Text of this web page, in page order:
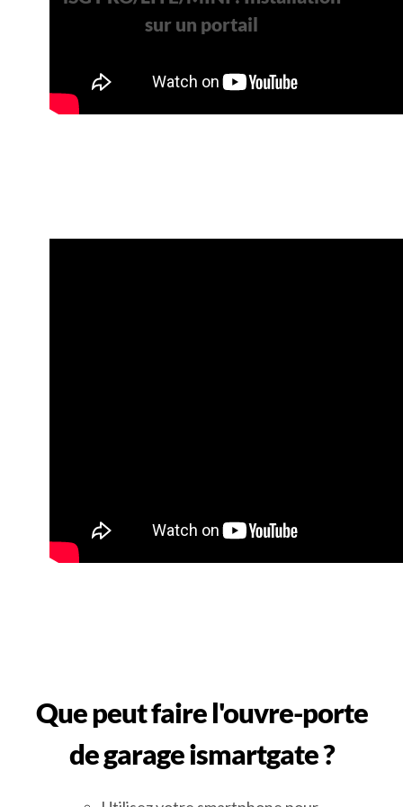
sur un portail
Que peut faire l'ouvre-porte
de garage ismartgate ?